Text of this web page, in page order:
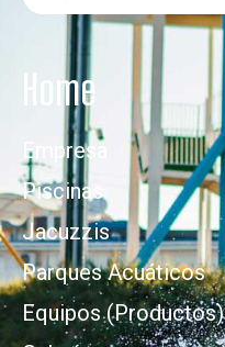
Home
Empresa
Piscinas
Jacuzzis
Parques Acuáticos
Equipos (Productos)